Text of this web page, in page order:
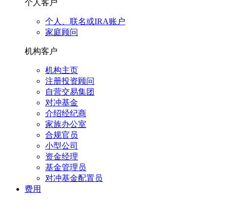
个人客户
个人、联名或IRA账户
家庭顾问
机构客户
机构主页
注册投资顾问
自营交易集团
对冲基金
介绍经纪商
家族办公室
合规官员
小型公司
资金经理
基金管理员
对冲基金配置员
费用